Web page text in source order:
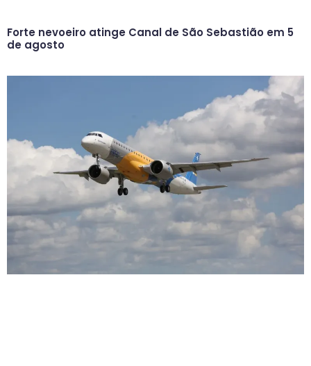
Forte nevoeiro atinge Canal de São Sebastião em 5
de agosto